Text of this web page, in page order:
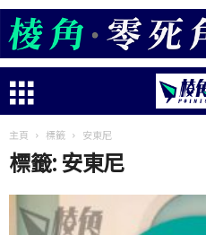
主頁 標籤 安東尼
標籤: 安東尼